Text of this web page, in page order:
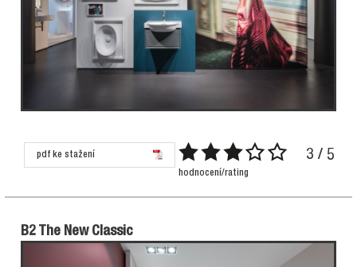
pdf ke stažení 3 / 5
hodnocení/rating
B2 The New Classic